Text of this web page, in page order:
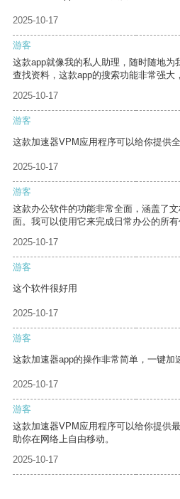
2025-10-17
游客
这款app就像我的私人助理，随时随地为
查找资料，这款app的搜索功能非常强大
2025-10-17
游客
这款加速器VPM应用程序可以给你提供
2025-10-17
游客
这款办公软件的功能非常全面，涵盖了
面。我可以使用它来完成日常办公的所有
2025-10-17
游客
这个软件很好用
2025-10-17
游客
这款加速器app的操作非常简单，一键加
2025-10-17
游客
这款加速器VPM应用程序可以给你提供
助你在网络上自由移动。
2025-10-17